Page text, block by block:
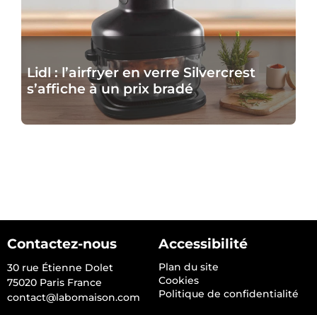
en
verre
s’affiche
à
prix
Lidl : l’airfryer en verre Silvercrest
s’affiche à un prix bradé
Contactez-nous
30 rue Étienne Dolet
75020 Paris France
contact@labomaison.com
Accessibilité
Plan du site
Cookies
Politique de confidentialité